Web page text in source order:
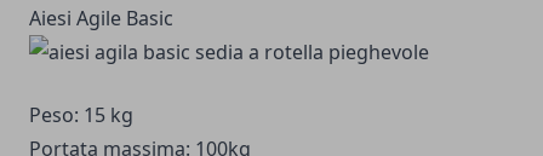
Aiesi Agile Basic
Peso: 15 kg
Portata massima: 100kg